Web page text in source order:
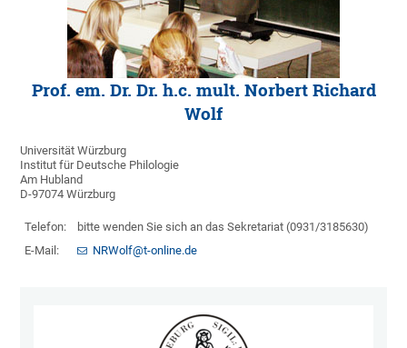
Prof. em. Dr. Dr. h.c. mult. Norbert Richard
Wolf
Universität Würzburg
Institut für Deutsche Philologie
Am Hubland
D-97074 Würzburg
Telefon:
bitte wenden Sie sich an das Sekretariat (0931/3185630)
E-Mail:
NRWolf@t-online.de